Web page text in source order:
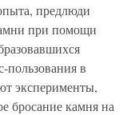
предлюди
при помощи
пользования в
эксперименты,
бросание камня на